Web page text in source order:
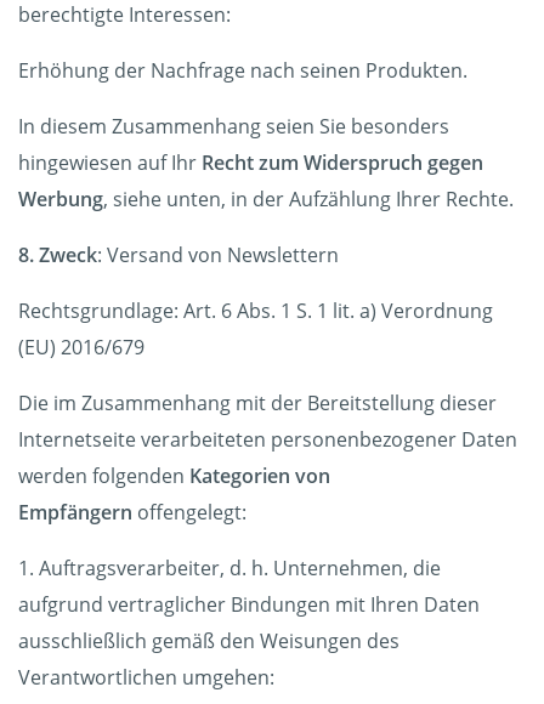
berechtigte Interessen:
Erhöhung der Nachfrage nach seinen Produkten.
In diesem Zusammenhang seien Sie besonders
hingewiesen auf Ihr Recht zum Widerspruch gegen
Werbung, siehe unten, in der Aufzählung Ihrer Rechte.
8. Zweck: Versand von Newslettern
Rechtsgrundlage: Art. 6 Abs. 1 S. 1 lit. a) Verordnung
(EU) 2016/679
Die im Zusammenhang mit der Bereitstellung dieser
Internetseite verarbeiteten personenbezogener Daten
werden folgenden Kategorien von
Empfängern offengelegt:
1. Auftragsverarbeiter, d. h. Unternehmen, die
aufgrund vertraglicher Bindungen mit Ihren Daten
ausschließlich gemäß den Weisungen des
Verantwortlichen umgehen: